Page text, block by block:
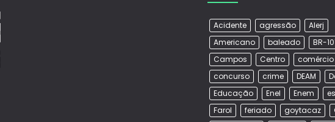
Acidente agressão
Alerj
Americano
baleado
BR-
Campos
Centro
comércio
concurso
crime DEAM
Educação
Enel Enem
Farol
feriado goytacaz